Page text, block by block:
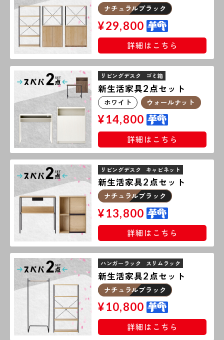
ナチュラルブラック
¥29,800
詳細はこちら
リビングデスク ゴミ箱
新生活家具2点セット
ホワイト ウォールナット
¥14,800
詳細はこちら
リビングデスク キャビネット
新生活家具2点セット
ナチュラルブラック
¥13,800
詳細はこちら
ハンガーラック スリムラック
新生活家具2点セット
ナチュラルブラック
¥10,800
詳細はこちら